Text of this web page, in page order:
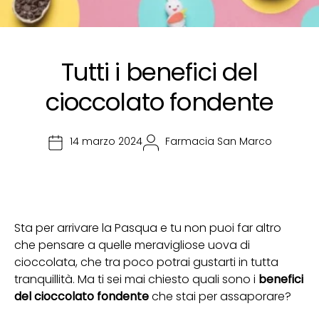
Tutti i benefici del
cioccolato fondente
14 marzo 2024 Farmacia San Marco
Sta per arrivare la Pasqua e tu non puoi far altro
che pensare a quelle meravigliose uova di
cioccolata, che tra poco potrai gustarti in tutta
tranquillità. Ma ti sei mai chiesto quali sono i benefici
del cioccolato fondenteche stai per assaporare?